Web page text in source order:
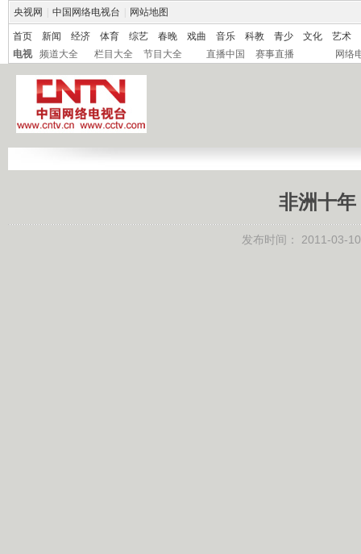
央视网 中国网络电视台 网站地图
首页 新闻 经济 体育 综艺 春晚 戏曲 音乐 科教 青少 文化
艺术
电视
频道大全 栏目大全 节目大全 直播中国 赛事直播 网络
非洲十年
发布时间： 2011-03-